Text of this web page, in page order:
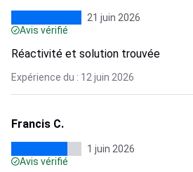
21 juin 2026
Avis vérifié
Réactivité et solution trouvée
Expérience du : 12 juin 2026
Francis C.
1 juin 2026
Avis vérifié